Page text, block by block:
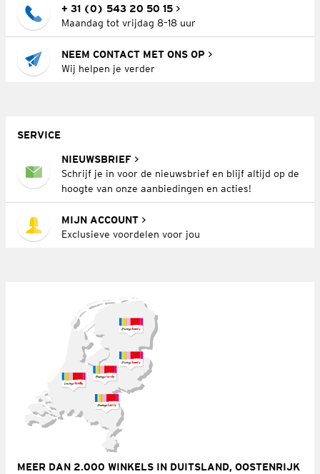
+ 31 (0) 543 20 50 15
Maandag tot vrijdag 8–18 uur
NEEM CONTACT MET ONS OP
Wij helpen je verder
SERVICE
NIEUWSBRIEF
Schrijf je in voor de nieuwsbrief en blijf altijd op de
hoogte van onze aanbiedingen en acties!
MIJN ACCOUNT
Exclusieve voordelen voor jou
MEER DAN 2.000 WINKELS IN DUITSLAND, OOSTENRIJK